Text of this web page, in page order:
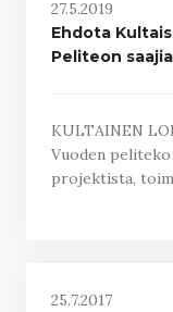
27.5.2019
Ehdota
Peliteon
KULTAINEN
Vuoden
projektista,
25.7.2017